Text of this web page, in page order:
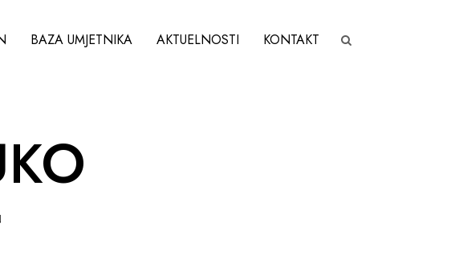
BAZA UMJETNIKA AKTUELNOSTI KONTAKT